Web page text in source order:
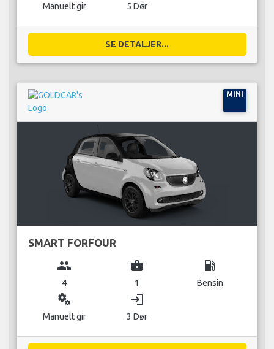
Manuelt gir 5 Dør
SE DETALJER...
MINI
SMART FORFOUR
group
4
business_center
1
local_gas_station
Bensin
miscellaneous_services
Manuelt gir
login
3 Dør